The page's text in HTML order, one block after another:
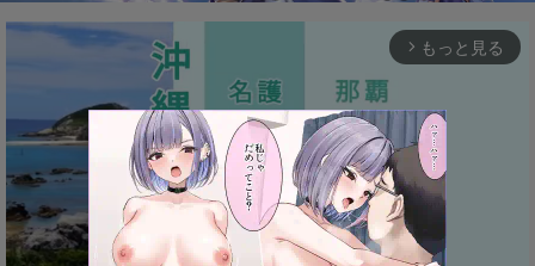
arrow_forward_ios もっと見る